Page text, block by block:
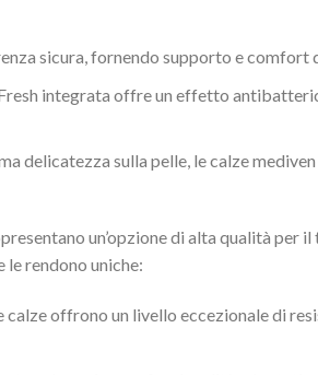
sicura, fornendo supporto e
integrata offre un effetto
delicatezza sulla pelle, le calze
un’opzione di alta qualità
rendono uniche:
offrono un livello eccezionale di